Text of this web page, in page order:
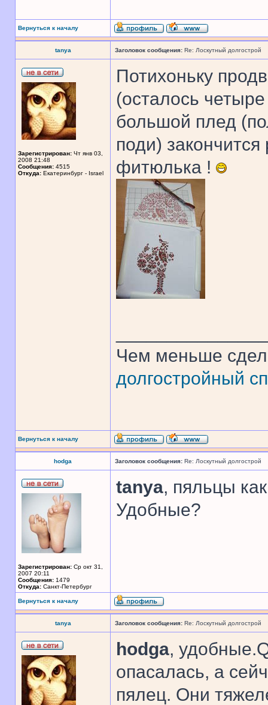
Вернуться к началу
tanya Заголовок сообщения: Re: Лоскутный долгострой
Зарегистрирован: Чт янв 03,
2008 21:48
Сообщения: 4515
Откуда: Екатеринбург - Israel
Потихоньку
(осталось
большой плед
поди)
фитюлька !
Чем меньше
долгостройный
Вернуться к началу
hodga Заголовок сообщения: Re: Лоскутный долгострой
Зарегистрирован: Ср окт 31,
2007 20:11
Сообщения: 1479
Откуда: Санкт-Петербург
tanya, пяльцы
Удобные?
Вернуться к началу
tanya Заголовок сообщения: Re: Лоскутный долгострой
hodga,
опасалась, а
пялец. Они